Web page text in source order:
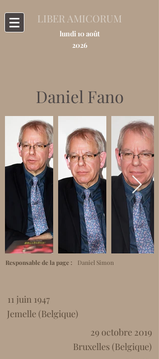
LIBER AMICORUM
lundi 10 août
2026
Daniel Fano
Daniel Simon
Responsable de la page :
11 juin 1947
Jemelle (Belgique)
29 octobre 2019
Bruxelles (Belgique)